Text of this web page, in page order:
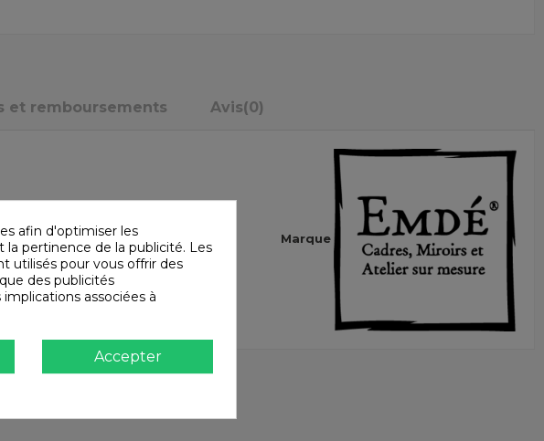
et remboursements Avis(0)
Marque
afin d'optimiser les
la pertinence de la publicité. Les
utilisés pour vous offrir des
des publicités
associées à
Accepter